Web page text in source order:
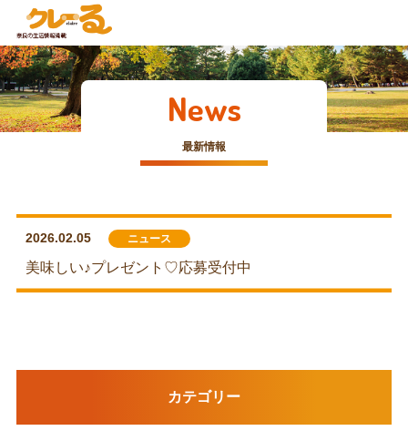
News
最新情報
カテゴリー
2026.02.05 ニュース
美味しい♪プレゼント♡応募受付中